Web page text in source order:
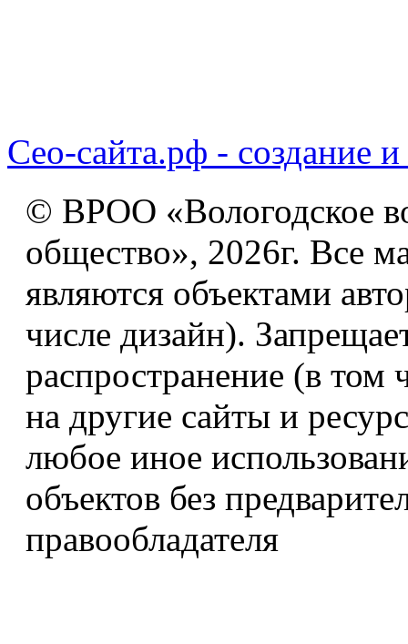
Сео-сайта.рф - создание и
© ВРОО «Вологодское
общество», 2026г. Все
являются объектами
числе дизайн).
распространение (в том
на другие сайты и
любое иное
объектов без
правообладателя